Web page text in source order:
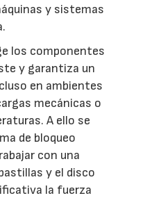
y sistemas
los componentes
y garantiza un
en ambientes
mecánicas o
A ello se
de bloqueo
con una
y el disco
la fuerza